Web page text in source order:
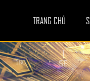
TRANG CHỦ